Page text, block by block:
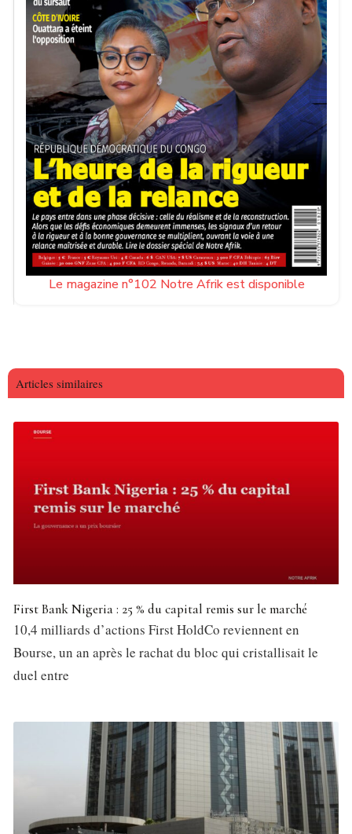
Le magazine n°102 Notre Afrik est disponible
Articles similaires
First Bank Nigeria : 25 % du capital remis sur le marché
10,4 milliards d’actions First HoldCo reviennent en
Bourse, un an après le rachat du bloc qui cristallisait le
duel entre